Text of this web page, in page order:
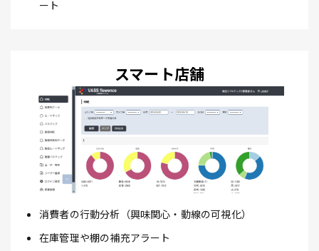
ート
スマート店舗
消費者の行動分析（興味関心・動線の可視化）
在庫管理や棚の補充アラート